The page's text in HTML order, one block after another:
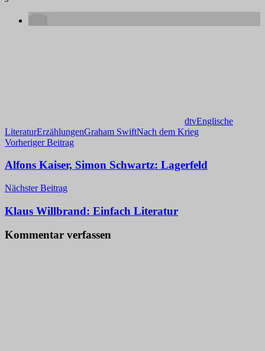
dtvEnglische
LiteraturErzählungenGraham SwiftNach dem Krieg
Beitragsnavigation
Vorheriger Beitrag
Alfons Kaiser, Simon Schwartz: Lagerfeld
Nächster Beitrag
Klaus Willbrand: Einfach Literatur
Kommentar verfassen